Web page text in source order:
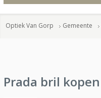
Optiek Van Gorp Gemeente
Prada bril